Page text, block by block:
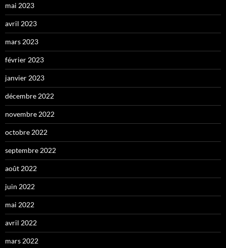
mai 2023
avril 2023
mars 2023
février 2023
janvier 2023
décembre 2022
novembre 2022
octobre 2022
septembre 2022
août 2022
juin 2022
mai 2022
avril 2022
mars 2022